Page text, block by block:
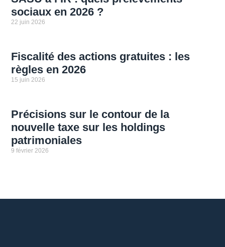
sociaux en 2026 ?
22 juin 2026
Fiscalité des actions gratuites : les
règles en 2026
15 juin 2026
Précisions sur le contour de la
nouvelle taxe sur les holdings
patrimoniales
9 février 2026